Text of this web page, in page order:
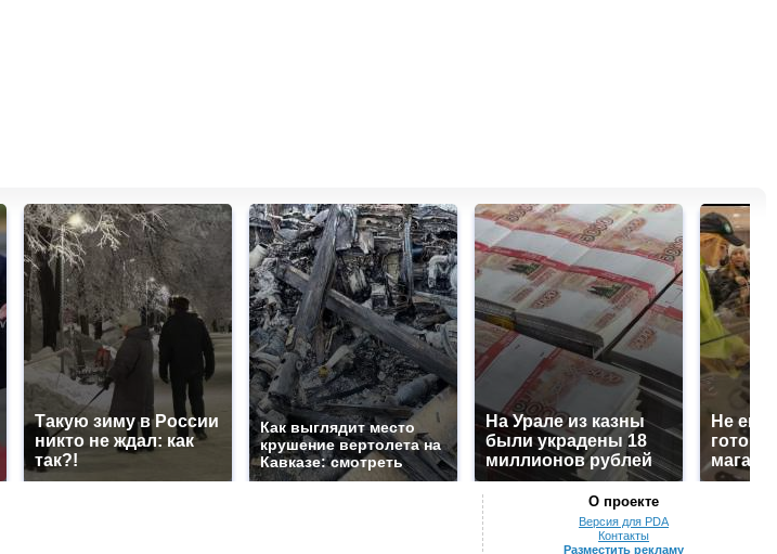
Такую зиму в России
никто не ждал: как
так?!
Как выглядит место
крушение вертолета на
Кавказе: смотреть
На Урале из казны
были украдены 18
миллионов рублей
Не
О проекте
Версия для PDA
Контакты
Разместить рекламу